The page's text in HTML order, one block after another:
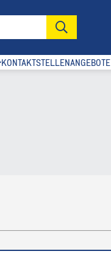
KONTAKTSTELLENANGEBOTE